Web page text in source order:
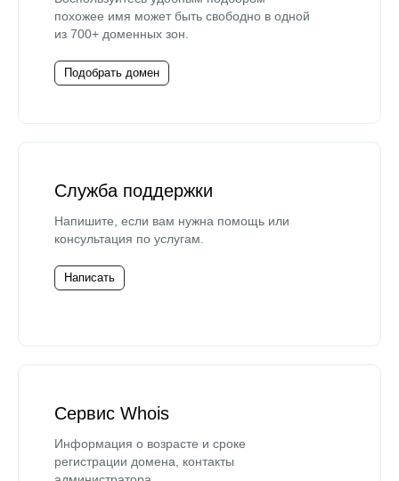
похожее имя может быть свободно в одной
из 700+ доменных зон.
Подобрать домен
Служба поддержки
Напишите, если вам нужна помощь или
консультация по услугам.
Написать
Сервис Whois
Информация о возрасте и сроке
регистрации домена, контакты